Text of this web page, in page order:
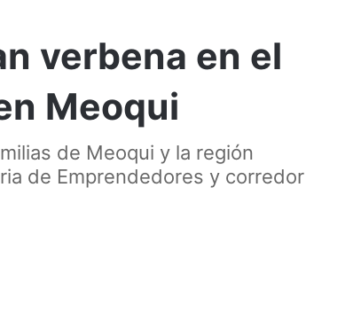
verbena en el
Meoqui
de Meoqui y la región
de Emprendedores y corredor